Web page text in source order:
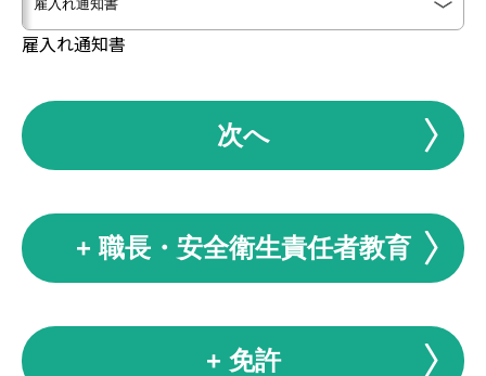
雇入れ通知書
次へ
+ 職長・安全衛生責任者教育
+ 免許